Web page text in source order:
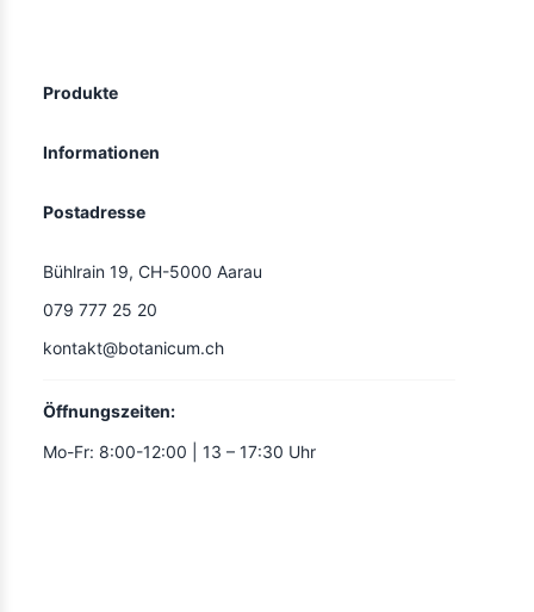
Produkte
Informationen
Postadresse
Bühlrain 19, CH-5000 Aarau
079 777 25 20
kontakt@botanicum.ch
Öffnungszeiten:
Mo-Fr: 8:00-12:00 | 13 – 17:30 Uhr